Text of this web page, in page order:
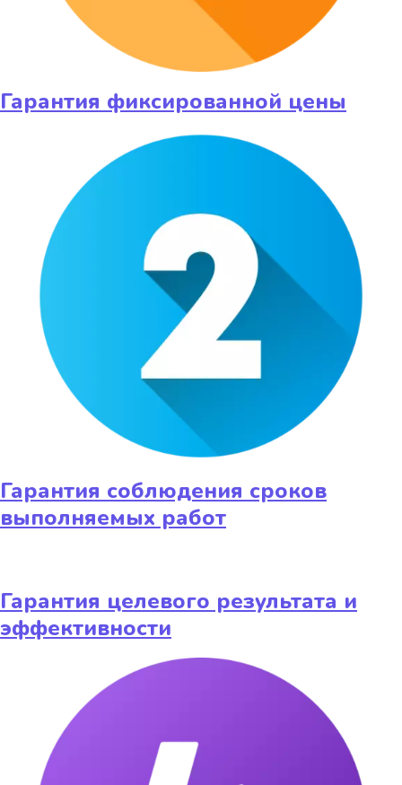
Гарантия фиксированной цены
Гарантия соблюдения сроков
выполняемых работ
Гарантия целевого результата и
эффективности